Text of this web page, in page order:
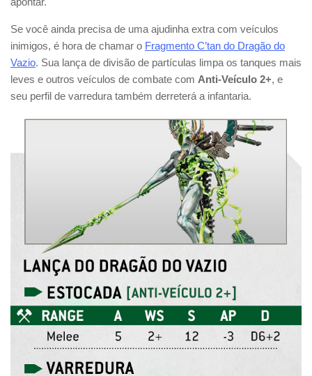
Se você ainda precisa de uma ajudinha extra com veículos
inimigos, é hora de chamar o Fragmento C’tan do Dragão do
Vazio. Sua lança de divisão de partículas limpa os tanques mais
leves e outros veículos de combate com Anti-Veículo 2+, e
seu perfil de varredura também derreterá a infantaria.